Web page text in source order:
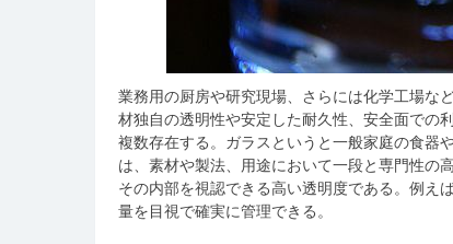
業務用の厨房や研究現場、さらには化学工場な
材独自の透明性や安定した耐久性、安全面での
複数存在する。ガラスというと一般家庭の食器
は、素材や製法、用途において一段と専門性の
その内部を視認できる高い透明度である。例え
量を目視で確実に管理できる。